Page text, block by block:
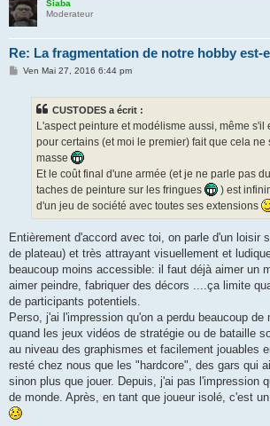
Siaba
Moderateur
Re: La fragmentation de notre hobby est-
MVen Mai 27, 2016 6:44 pm
CUSTODES a écrit :
L'aspect peinture et modélisme aussi, même s'il
pour certains (et moi le premier) fait que cela ne
masse
Et le coût final d'une armée (et je ne parle pas
taches de peinture sur les fringues
) est
d'un jeu de société avec toutes ses extensions
Entièrement d'accord avec toi, on parle d'un loisir
de plateau) et très attrayant visuellement et
beaucoup moins accessible: il faut déjà aimer un
aimer peindre, fabriquer des décors ....ça limite
de participants potentiels.
Perso, j'ai l'impression qu'on a perdu beaucoup de
quand les jeux vidéos de stratégie ou de bataille
au niveau des graphismes et facilement jouables
resté chez nous que les "hardcore", des gars qui
sinon plus que jouer. Depuis, j'ai pas l'impression
de monde. Après, en tant que joueur isolé, c'est